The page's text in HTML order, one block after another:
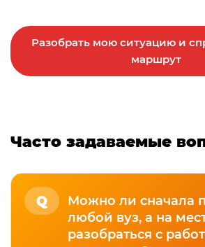
Разобрать мою ситуацию и
маршрут
Часто задаваемые
Q
Можно ли сначала
любой вуз, а на
разобраться с